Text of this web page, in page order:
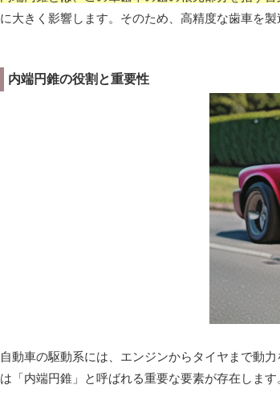
に大きく影響します。そのため、高精度な歯車を
内端円錐の役割と重要性
自動車の駆動系には、エンジンからタイヤまで動
は「内端円錐」と呼ばれる重要な要素が存在します